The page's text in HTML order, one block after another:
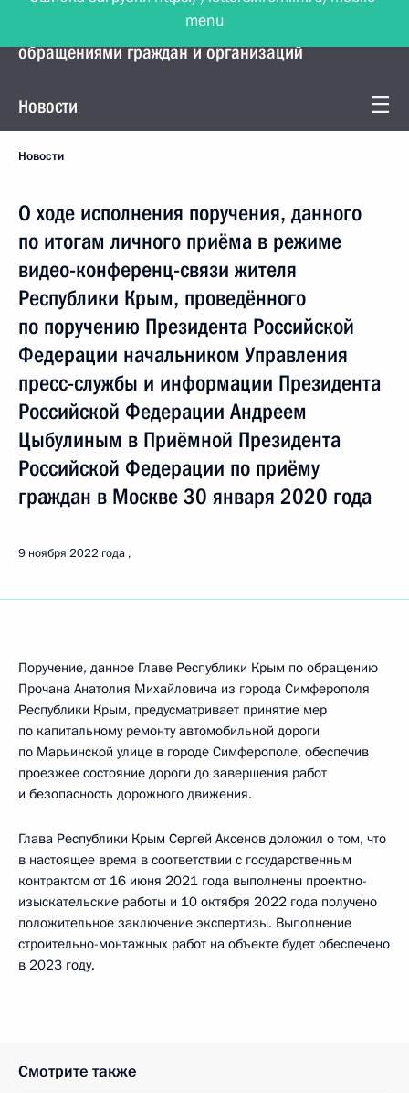
Управление Президента по работе с
обращениями граждан и организаций
Новости
Новости
О ходе исполнения поручения, данного
по итогам личного приёма в режиме
видео-конференц-связи жителя
Республики Крым, проведённого
по поручению Президента Российской
Федерации начальником Управления
пресс-службы и информации Президента
Российской Федерации Андреем
Цыбулиным в Приёмной Президента
Российской Федерации по приёму
граждан в Москве 30 января 2020 года
9 ноября 2022 года
Поручение, данное Главе Республики Крым по обращению
Прочана Анатолия Михайловича из города Симферополя
Республики Крым, предусматривает принятие мер
по капитальному ремонту автомобильной дороги
по Марьинской улице в городе Симферополе, обеспечив
проезжее состояние дороги до завершения работ
и безопасность дорожного движения.
Глава Республики Крым Сергей Аксенов доложил о том, что
в настоящее время в соответствии с государственным
контрактом от 16 июня 2021 года выполнены проектно-
изыскательские работы и 10 октября 2022 года получено
положительное заключение экспертизы. Выполнение
строительно-монтажных работ на объекте будет обеспечено
в 2023 году.
Смотрите также
menu